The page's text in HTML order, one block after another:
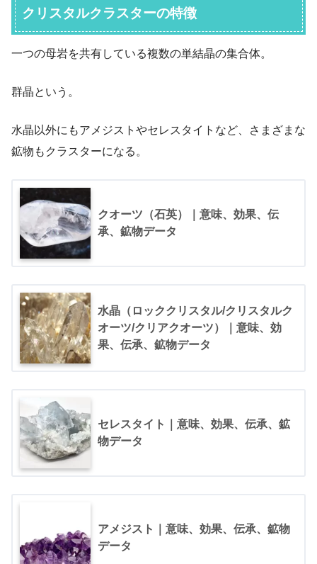
クリスタルクラスターの特徴
一つの母岩を共有している複数の単結晶の集合体。
群晶という。
水晶以外にもアメジストやセレスタイトなど、さまざまな
鉱物もクラスターになる。
クオーツ（石英）｜意味、効果、伝
承、鉱物データ
水晶（ロッククリスタル/クリスタルク
オーツ/クリアクオーツ）｜意味、効
果、伝承、鉱物データ
セレスタイト｜意味、効果、伝承、鉱
物データ
アメジスト｜意味、効果、伝承、鉱物
データ